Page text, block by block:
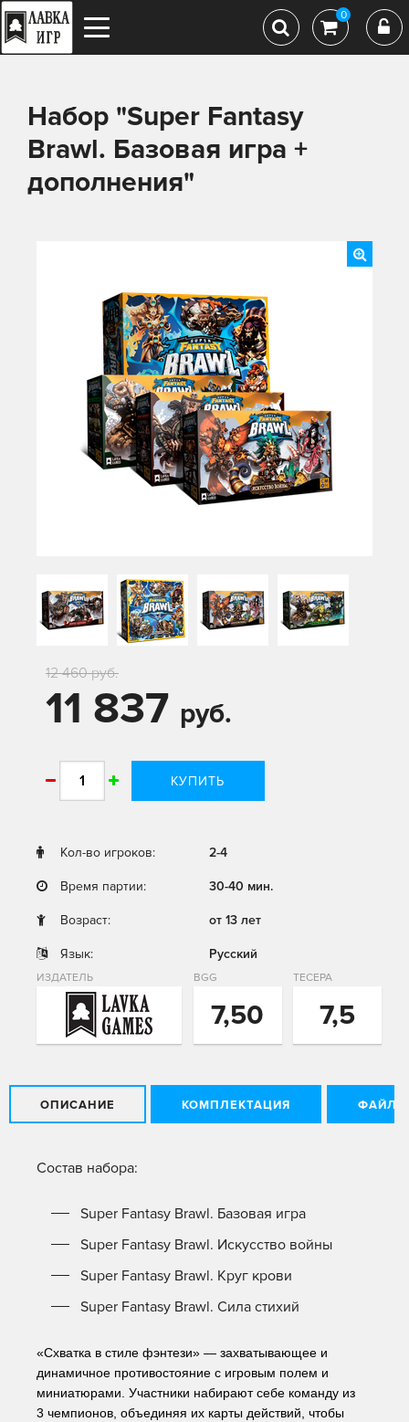
0
Набор "Super Fantasy
Brawl. Базовая игра +
дополнения"
11 837 руб.
12 460 руб.
КУПИТЬ
Кол-во игроков: 2-4
Время партии: 30-40 мин.
Возраст: от 13 лет
Язык: Русский
ИЗДАТЕЛЬ BGG
7,50
ТЕСЕРА
7,5
ОПИСАНИЕ КОМПЛЕКТАЦИЯ ФАЙЛЫ
Состав набора:
Super Fantasy Brawl. Базовая игра
Super Fantasy Brawl. Искусство войны
Super Fantasy Brawl. Круг крови
Super Fantasy Brawl. Сила стихий
«Схватка в стиле фэнтези» — захватывающее и
динамичное противостояние с игровым полем и
миниатюрами. Участники набирают себе команду из
3 чемпионов, объединяя их карты действий, чтобы